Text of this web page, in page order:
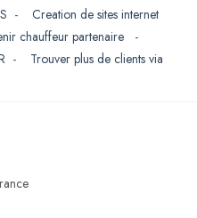
- Creation de sites internet
chauffeur partenaire
-
- Trouver plus de clients via